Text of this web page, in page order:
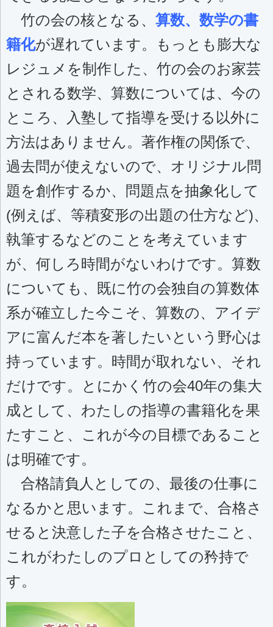
竹の会の核となる、 算数、数学の書
籍化が遅れています。もっとも膨大な
レジュメを制作した、竹の会のお家芸
とされる数学、算数については、今の
ところ、入塾して指導を受ける以外に
方法はありません。著作権の関係で、
過去問が使えないので、オリジナル問
題を創作するか、問題点を抽象化して
(例えば、等積変形の出題の仕方など)、
執筆するなどのことを考えています
が、何しろ時間がないわけです。算数
についても、既に竹の会独自の算数体
系が確立した今こそ、算数の、アイデ
アに富んだ本を著したいという野心は
持っています。時間が取れない、それ
だけです。とにかく竹の会40年の集大
成として、わたしの指導の書籍化を果
たすこと、これが今の目標であること
は明確です。
合格請負人としての、最後の仕事に
なるかと思います。これまで、合格さ
せると決意した子を合格させたこと、
これがわたしのプロとしての矜持で
す。